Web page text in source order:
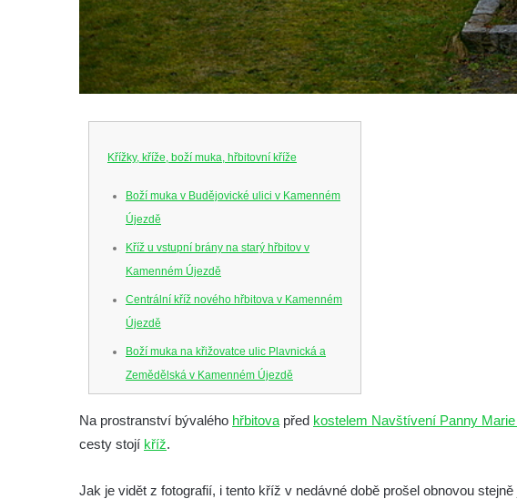
Křížky, kříže, boží muka, hřbitovní kříže
Boží muka v Budějovické ulici v Kamenném
Újezdě
Kříž u vstupní brány na starý hřbitov v
Kamenném Újezdě
Centrální kříž nového hřbitova v Kamenném
Újezdě
Boží muka na křižovatce ulic Plavnická a
Zemědělská v Kamenném Újezdě
v Kamenném Újezdě
Kříž na křižovatce ulic 5. května a Dělnická
Na prostranství bývalého hřbitova před kostelem Navštívení Panny
cesty stojí kříž.
Jak je vidět z fotografií, i tento kříž v nedávné době prošel obnovou